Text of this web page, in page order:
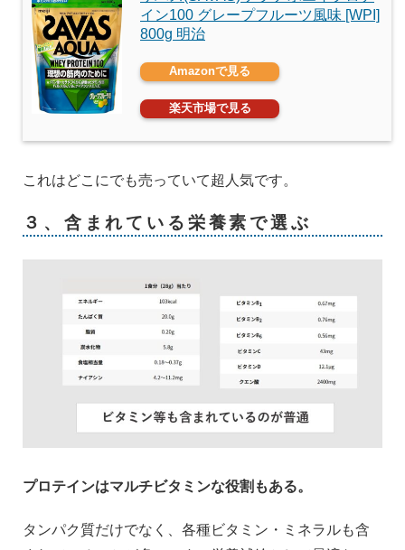
イン100 グレープフルーツ風味 [WPI]
800g 明治
Amazonで見る
楽天市場で見る
これはどこにでも売っていて超人気です。
３、含まれている栄養素で選ぶ
プロテインはマルチビタミンな役割もある。
タンパク質だけでなく、各種ビタミン・ミネラルも含